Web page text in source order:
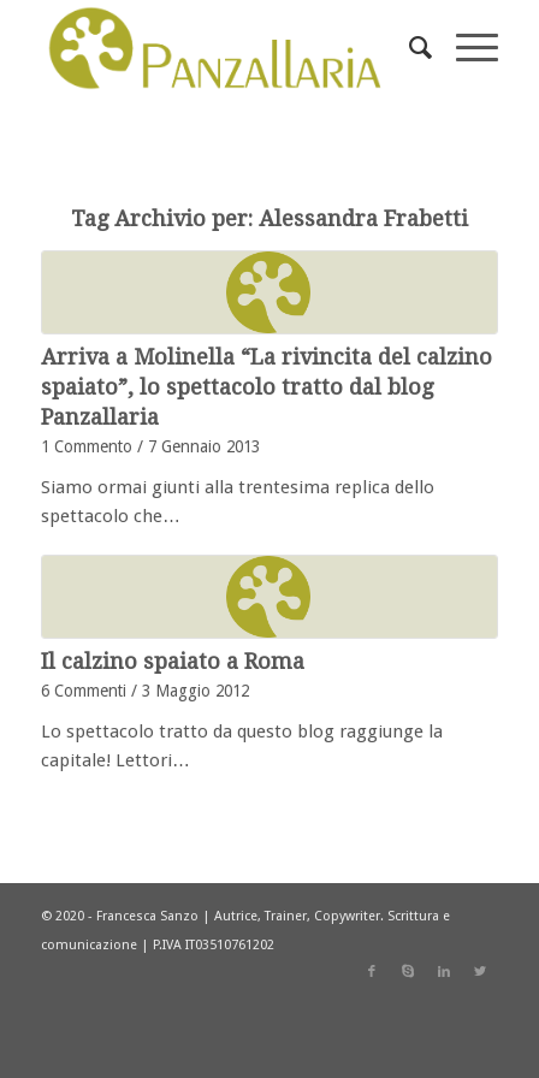
Tag Archivio per: Alessandra Frabetti
Arriva a Molinella “La rivincita del calzino
spaiato”, lo spettacolo tratto dal blog
Panzallaria
1 Commento / 7 Gennaio 2013
Siamo ormai giunti alla trentesima replica dello
spettacolo che…
Il calzino spaiato a Roma
6 Commenti / 3 Maggio 2012
Lo spettacolo tratto da questo blog raggiunge la
capitale! Lettori…
© 2020 - Francesca Sanzo | Autrice, Trainer, Copywriter. Scrittura e
comunicazione | P.IVA IT03510761202